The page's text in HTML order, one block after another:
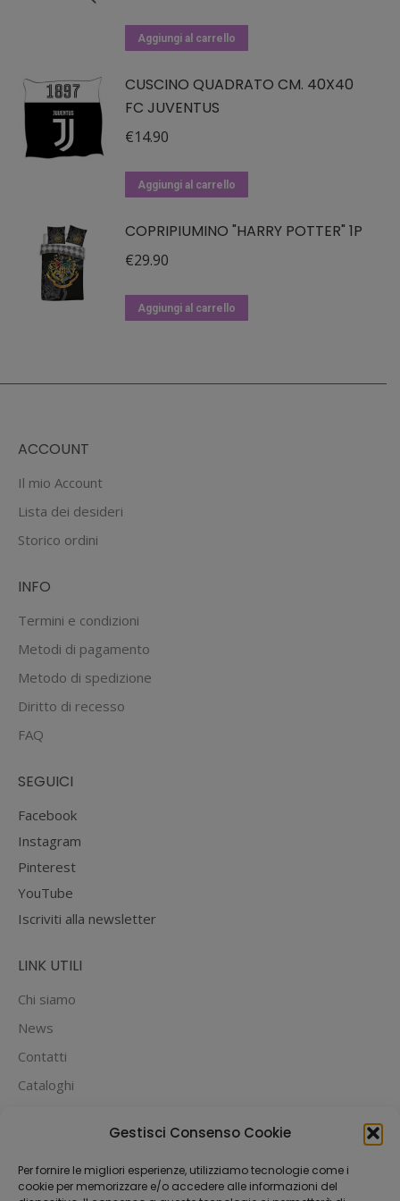
Gestisci Consenso Cookie
Per fornire le migliori esperienze, utilizziamo tecnologie come i
cookie per memorizzare e/o accedere alle informazioni del
Aggiungi al carrello
CUSCINO QUADRATO CM. 40X40
FC JUVENTUS
€14.90
Aggiungi al carrello
COPRIPIUMINO "HARRY POTTER" 1P
€29.90
Aggiungi al carrello
ACCOUNT
Il mio Account
Lista dei desideri
Storico ordini
INFO
Termini e condizioni
Metodi di pagamento
Metodo di spedizione
Diritto di recesso
FAQ
SEGUICI
Facebook
Instagram
Pinterest
YouTube
Iscriviti alla newsletter
LINK UTILI
Chi siamo
News
Contatti
Cataloghi
PUOI PAGARE CON: